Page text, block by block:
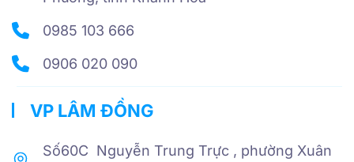
0985 103 666
0906 020 090
VP LÂM ĐỒNG
Số60C Nguyễn Trung Trực , phường Xuân